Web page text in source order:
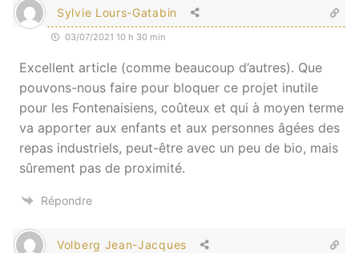
Sylvie Lours-Gatabin
03/07/2021 10 h 30 min
Excellent article (comme beaucoup d’autres). Que
pouvons-nous faire pour bloquer ce projet inutile
pour les Fontenaisiens, coûteux et qui à moyen terme
va apporter aux enfants et aux personnes âgées des
repas industriels, peut-être avec un peu de bio, mais
sûrement pas de proximité.
Répondre
Volberg Jean-Jacques